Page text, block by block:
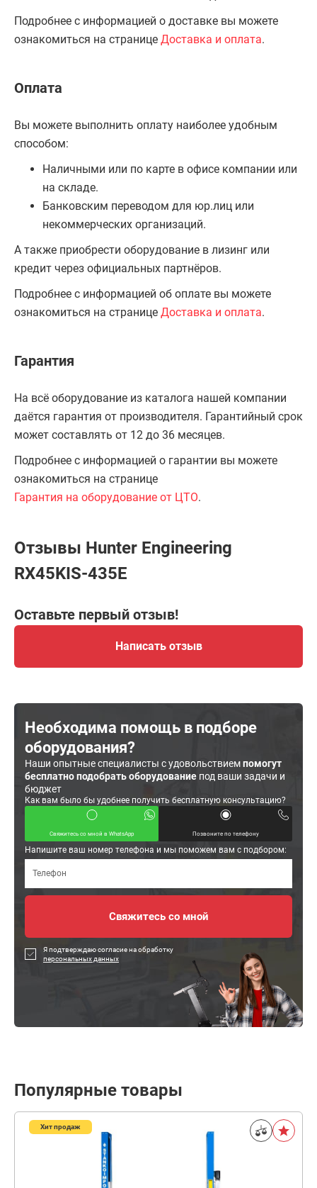
Подробнее с информацией о доставке вы можете
ознакомиться на странице Доставка и оплата.
Оплата
Вы можете выполнить оплату наиболее удобным
способом:
Наличными или по карте в офисе компании или
на складе.
Банковским переводом для юр.лиц или
некоммерческих организаций.
А также приобрести оборудование в лизинг или
кредит через официальных партнёров.
Подробнее с информацией об оплате вы можете
ознакомиться на странице Доставка и оплата.
Гарантия
На всё оборудование из каталога нашей компании
даётся гарантия от производителя. Гарантийный срок
может составлять от 12 до 36 месяцев.
Подробнее с информацией о гарантии вы можете
ознакомиться на странице
Гарантия на оборудование от ЦТО.
Отзывы Hunter Engineering
RX45KIS-435E
Оставьте первый отзыв!
Написать отзыв
Необходима помощь в подборе
оборудования?
Наши опытные специалисты с удовольствиемпомогут
бесплатно подобрать оборудование под ваши задачи и
бюджет
Как вам было бы удобнее получить бесплатную консультацию?
Свяжитесь со мной в WhatsApp Позвоните по телефону
Напишите ваш номер телефона и мы поможем вам с подбором:
Я подтверждаю согласие на обработку
персональных данных
Популярные товары
Хит продаж